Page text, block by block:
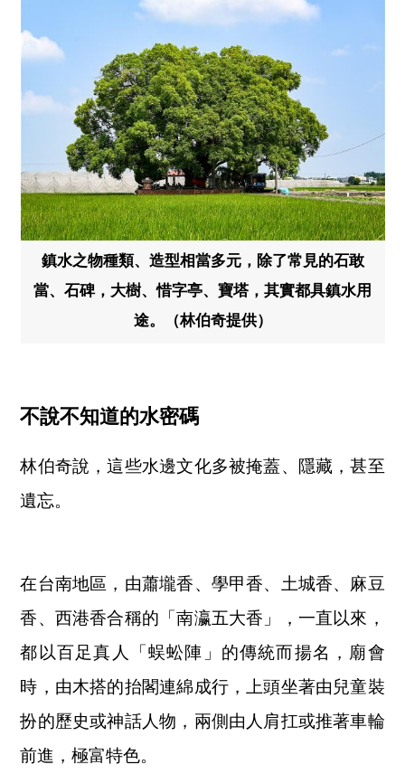
鎮水之物種類、造型相當多元，除了常見的石敢
當、石碑，大樹、惜字亭、寶塔，其實都具鎮水用
途。（林伯奇提供）
不說不知道的水密碼
林伯奇說，這些水邊文化多被掩蓋、隱藏，甚至
遺忘。
在台南地區，由蕭壠香、學甲香、土城香、麻豆
香、西港香合稱的「南瀛五大香」，一直以來，
都以百足真人「蜈蚣陣」的傳統而揚名，廟會
時，由木搭的抬閣連綿成行，上頭坐著由兒童裝
扮的歷史或神話人物，兩側由人肩扛或推著車輪
前進，極富特色。